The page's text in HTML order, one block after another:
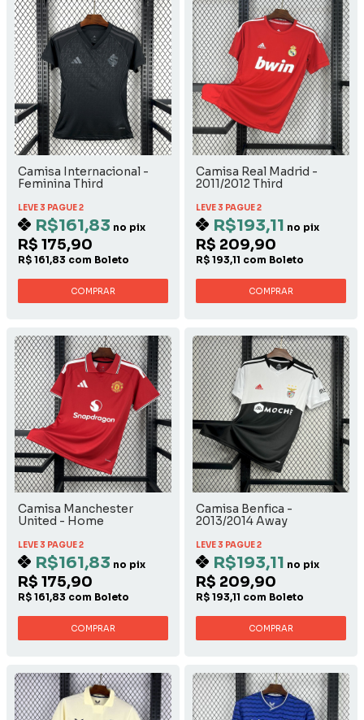
Camisa Internacional -
Feminina Third
LEVE 3 PAGUE 2
R$161,83 no pix
R$ 175,90
R$ 161,83 com Boleto
COMPRAR
Camisa Real Madrid -
2011/2012 Third
LEVE 3 PAGUE 2
R$193,11 no pix
R$ 209,90
R$ 193,11 com Boleto
COMPRAR
Camisa Manchester
United - Home
LEVE 3 PAGUE 2
R$161,83 no pix
R$ 175,90
R$ 161,83 com Boleto
COMPRAR
Camisa Benfica -
2013/2014 Away
LEVE 3 PAGUE 2
R$193,11 no pix
R$ 209,90
R$ 193,11 com Boleto
COMPRAR